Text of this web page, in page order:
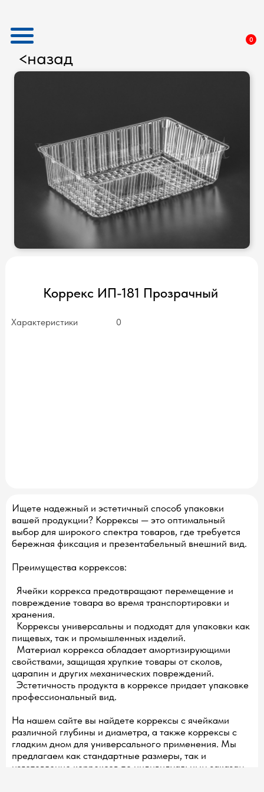
Коррекс ИП-181 Прозрачный
0
Характеристики
Ищете надежный и эстетичный способ упаковки
вашей продукции? Коррексы — это оптимальный
выбор для широкого спектра товаров, где требуется
бережная фиксация и презентабельный внешний вид.
Преимущества коррексов:
Ячейки коррекса предотвращают перемещение и
повреждение товара во время транспортировки и
хранения.
Коррексы универсальны и подходят для упаковки как
пищевых, так и промышленных изделий.
Материал коррекса обладает амортизирующими
свойствами, защищая хрупкие товары от сколов,
царапин и других механических повреждений.
Эстетичность продукта в коррексе придает упаковке
профессиональный вид.
На нашем сайте вы найдете коррексы с ячейками
различной глубины и диаметра, а также коррексы с
гладким дном для универсального применения. Мы
предлагаем как стандартные размеры, так и
изготовление коррексов по индивидуальным заказам.
назад
<